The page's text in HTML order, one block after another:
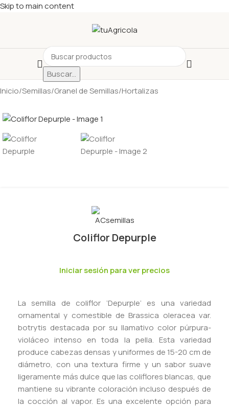
Skip to main content
Buscar...
Inicio/Semillas/Granel de Semillas/Hortalizas
Coliflor Depurple
Iniciar sesión para ver precios
La semilla de coliflor ‘Depurple’ es una variedad
ornamental y comestible de Brassica oleracea var.
botrytis destacada por su llamativo color púrpura-
violáceo intenso en toda la pella. Esta variedad
produce cabezas densas y uniformes de 15-20 cm de
diámetro, con una textura firme y un sabor suave
ligeramente más dulce que las coliflores blancas, que
mantiene su vibrante coloración incluso después de
la cocción al vapor. Es una excelente opción para